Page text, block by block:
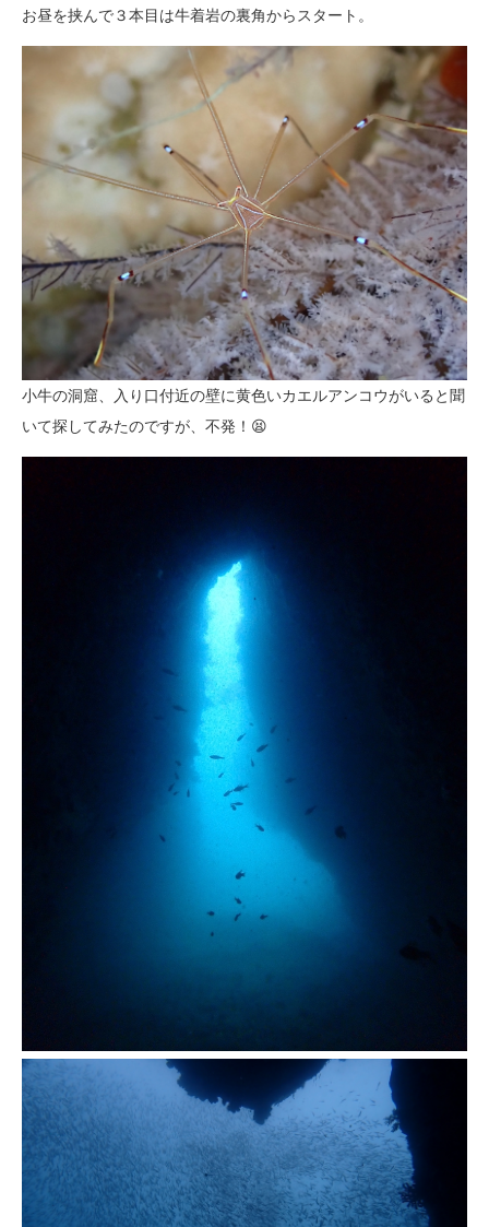
お昼を挟んで３本目は牛着岩の裏角からスタート。
小牛の洞窟、入り口付近の壁に黄色いカエルアンコウがいると聞
いて探してみたのですが、不発！😫